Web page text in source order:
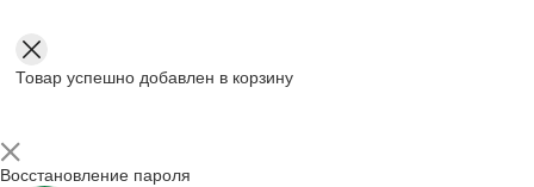
Товар успешно добавлен в корзину
Восстановление пароля